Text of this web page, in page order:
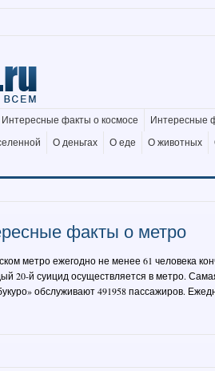
Интересные факты о космосе Интересные
О деньгах О еде О животных
факты о метро
метро ежегодно не менее 61 человека
20-й суицид осуществляется в метро.
обслуживают 491958 пассажиров.